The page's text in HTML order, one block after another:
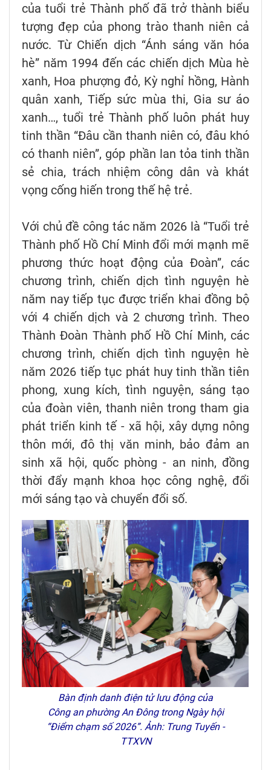
của tuổi trẻ Thành phố đã trở thành biểu
tượng đẹp của phong trào thanh niên cả
nước. Từ Chiến dịch “Ánh sáng văn hóa
hè” năm 1994 đến các chiến dịch Mùa hè
xanh, Hoa phượng đỏ, Kỳ nghỉ hồng, Hành
quân xanh, Tiếp sức mùa thi, Gia sư áo
xanh…, tuổi trẻ Thành phố luôn phát huy
tinh thần “Đâu cần thanh niên có, đâu khó
có thanh niên”, góp phần lan tỏa tinh thần
sẻ chia, trách nhiệm công dân và khát
vọng cống hiến trong thế hệ trẻ.
Với chủ đề công tác năm 2026 là “Tuổi trẻ
Thành phố Hồ Chí Minh đổi mới mạnh mẽ
phương thức hoạt động của Đoàn”, các
chương trình, chiến dịch tình nguyện hè
năm nay tiếp tục được triển khai đồng bộ
với 4 chiến dịch và 2 chương trình. Theo
Thành Đoàn Thành phố Hồ Chí Minh, các
chương trình, chiến dịch tình nguyện hè
năm 2026 tiếp tục phát huy tinh thần tiên
phong, xung kích, tình nguyện, sáng tạo
của đoàn viên, thanh niên trong tham gia
phát triển kinh tế - xã hội, xây dựng nông
thôn mới, đô thị văn minh, bảo đảm an
sinh xã hội, quốc phòng - an ninh, đồng
thời đẩy mạnh khoa học công nghệ, đổi
mới sáng tạo và chuyển đổi số.
Bàn định danh điện tử lưu động của
Công an phường An Đông trong Ngày hội
“Điểm chạm số 2026”. Ảnh: Trung Tuyến -
TTXVN